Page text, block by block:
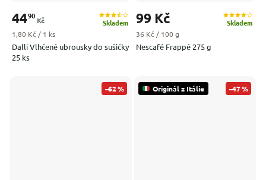
Dalli Vlhčené ubrousky do sušičky
25 ks
Skladem
4490
Kč
Měrná cena:
1,80 Kč / 1 ks
Nescafé Frappé 275 g
Skladem
99 Kč
Měrná cena:
36 Kč / 100 g
–62 % Originál z Itálie –47 %